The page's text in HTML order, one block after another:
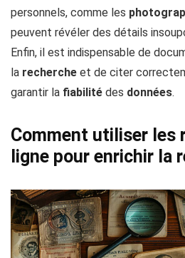
personnels, comme les
peuvent révéler des détails
Enfin, il est indispensable de
la recherche et de citer
garantir la fiabilité des données.
Comment utiliser les
ligne pour enrichir la